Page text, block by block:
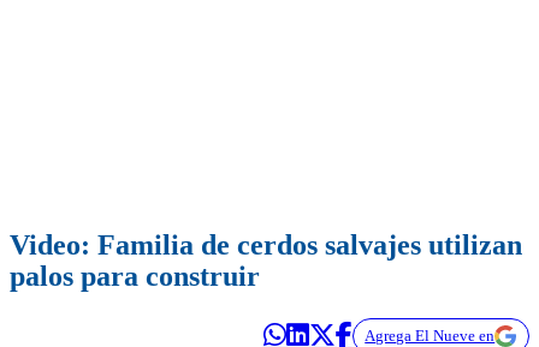
Video: Familia de cerdos salvajes utilizan
palos para construir
Agrega El Nueve en